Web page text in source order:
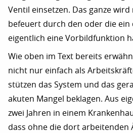
Ventil einsetzen. Das ganze wird
befeuert durch den oder die ein
eigentlich eine Vorbildfunktion
Wie oben im Text bereits
nicht nur einfach als
stützen das System und das
akuten Mangel beklagen. Aus
zwei Jahren in einem
dass ohne die dort arbeitenden